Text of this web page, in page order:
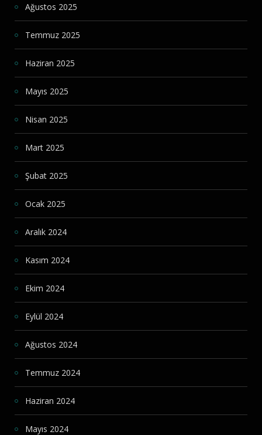
Ağustos 2025
Temmuz 2025
Haziran 2025
Mayıs 2025
Nisan 2025
Mart 2025
Şubat 2025
Ocak 2025
Aralık 2024
Kasım 2024
Ekim 2024
Eylül 2024
Ağustos 2024
Temmuz 2024
Haziran 2024
Mayıs 2024